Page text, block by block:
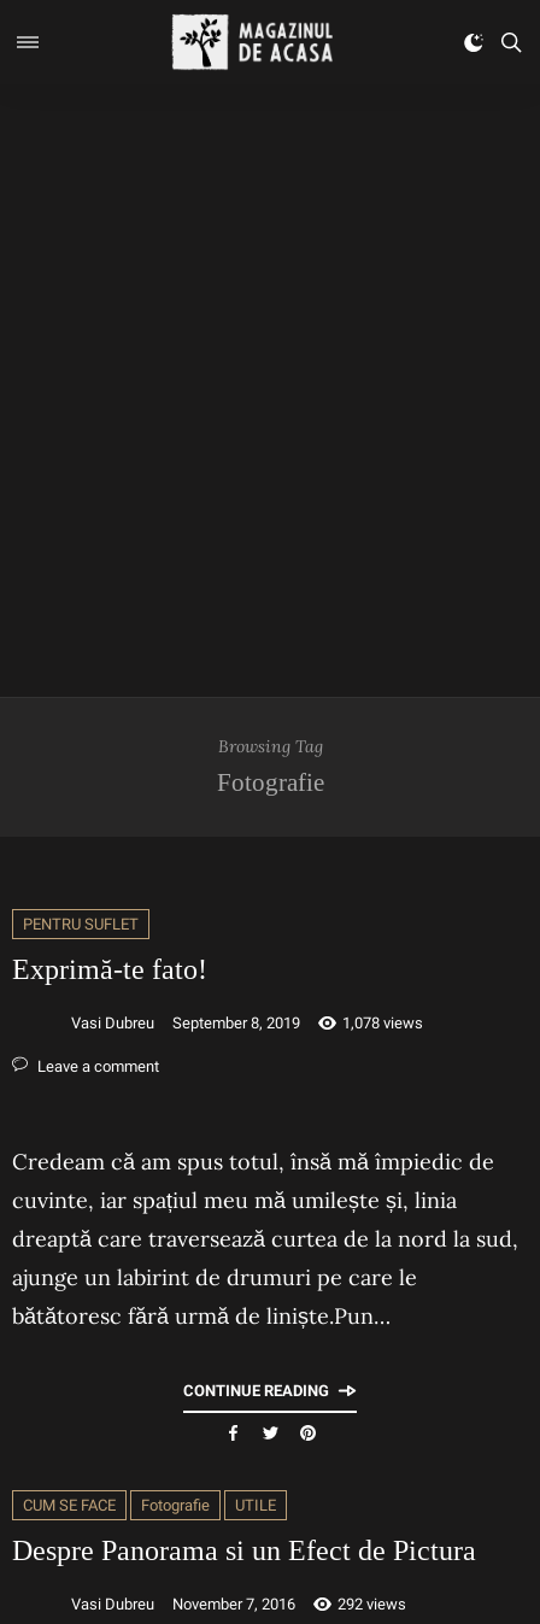
Browsing Tag
Fotografie
PENTRU SUFLET
Exprimă-te fato!
Vasi Dubreu September 8, 2019 1,078 views
Leave a comment
Credeam că am spus totul, însă mă împiedic de
cuvinte, iar spațiul meu mă umilește și, linia
dreaptă care traversează curtea de la nord la sud,
ajunge un labirint de drumuri pe care le
bătătoresc fără urmă de liniște.Pun…
CONTINUE READING
CUM SE FACE Fotografie UTILE
Despre Panorama si un Efect de Pictura
Vasi Dubreu November 7, 2016 292 views